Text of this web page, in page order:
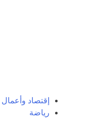
إقتصاد وأعمال
رياضة